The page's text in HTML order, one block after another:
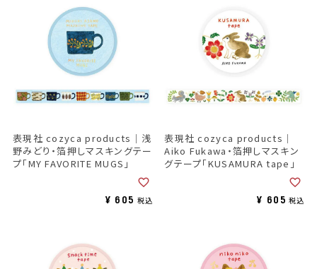
表現社 cozyca products｜浅
野みどり・箔押しマスキングテー
プ「MY FAVORITE MUGS」
¥ 605 税込
表現社 cozyca products｜
Aiko Fukawa・箔押しマスキン
グテープ「KUSAMURA tape」
¥ 605 税込